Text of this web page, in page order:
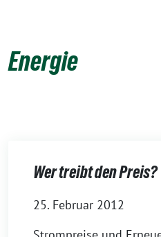
Energie
Wer treibt den Preis?
25. Februar 2012